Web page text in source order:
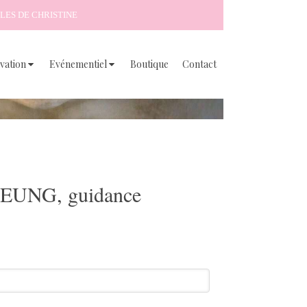
DE CHRISTINE
Evénementiel Boutique Contact
guidance